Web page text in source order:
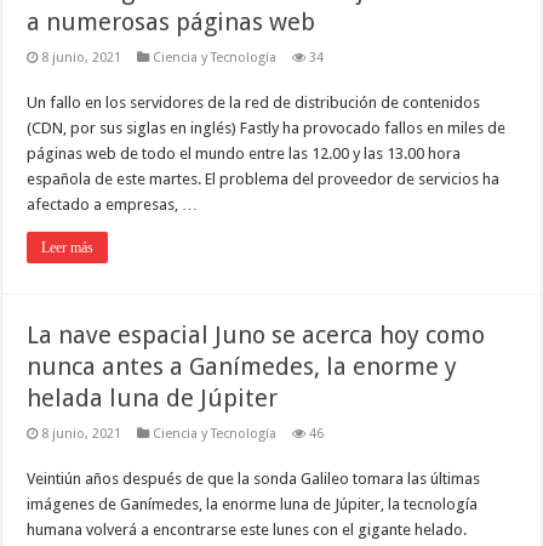
a numerosas páginas web
8 junio, 2021 Ciencia y Tecnología 34
Un fallo en los servidores de la red de distribución de contenidos
(CDN, por sus siglas en inglés) Fastly ha provocado fallos en miles de
páginas web de todo el mundo entre las 12.00 y las 13.00 hora
española de este martes. El problema del proveedor de servicios ha
afectado a empresas, …
Leer más
La nave espacial Juno se acerca hoy como
nunca antes a Ganímedes, la enorme y
helada luna de Júpiter
8 junio, 2021 Ciencia y Tecnología 46
Veintiún años después de que la sonda Galileo tomara las últimas
imágenes de Ganímedes, la enorme luna de Júpiter, la tecnología
humana volverá a encontrarse este lunes con el gigante helado.